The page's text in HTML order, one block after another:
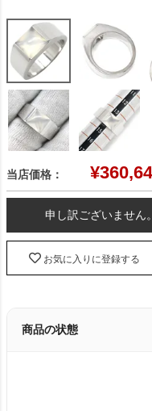
当店価格： ¥
申し訳ございません
お気に入りに登録する
商品の状態